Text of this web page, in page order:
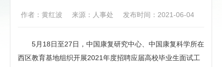
作者：黄红波 来源：人事处 发布时间：2021-06-04
5月18日至27日，中国康复研究中心、中国康复科学所在
西区教育基地组织开展2021年度招聘应届高校毕业生面试工